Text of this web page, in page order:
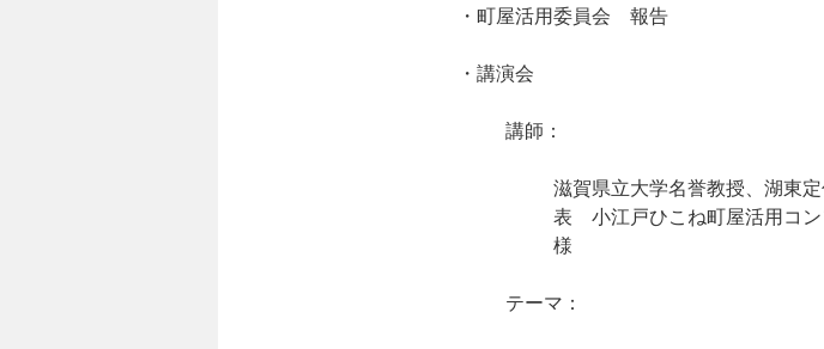
・町屋活用委員会 報告
・講演会
講師：
滋賀県立大学名誉教授、湖東
表 小江戸ひこね町屋活用コ
様
テーマ：